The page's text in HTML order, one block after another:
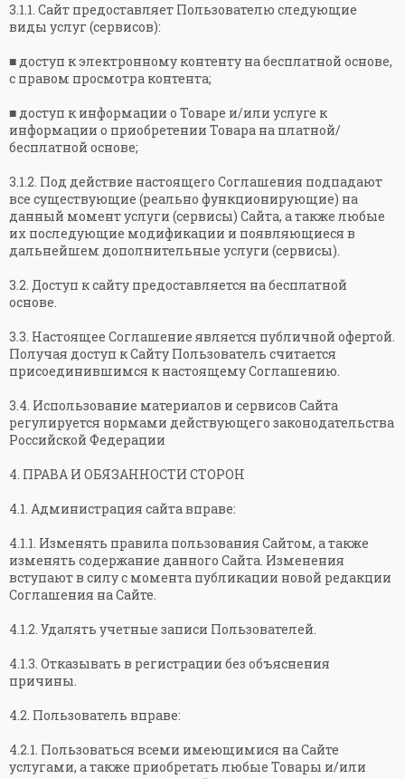
3.1.1. Сайт предоставляет Пользователю следующие
виды услуг (сервисов):
■ доступ к электронному контенту на бесплатной основе,
с правом просмотра контента;
■ доступ к информации о Товаре и/или услуге к
информации о приобретении Товара на платной/
бесплатной основе;
3.1.2. Под действие настоящего Соглашения подпадают
все существующие (реально функционирующие) на
данный момент услуги (сервисы) Сайта, а также любые
их последующие модификации и появляющиеся в
дальнейшем дополнительные услуги (сервисы).
3.2. Доступ к сайту предоставляется на бесплатной
основе.
3.3. Настоящее Соглашение является публичной офертой.
Получая доступ к Сайту Пользователь считается
присоединившимся к настоящему Соглашению.
3.4. Использование материалов и сервисов Сайта
регулируется нормами действующего законодательства
Российской Федерации
4. ПРАВА И ОБЯЗАННОСТИ СТОРОН
4.1. Администрация сайта вправе:
4.1.1. Изменять правила пользования Сайтом, а также
изменять содержание данного Сайта. Изменения
вступают в силу с момента публикации новой редакции
Соглашения на Сайте.
4.1.2. Удалять учетные записи Пользователей.
4.1.3. Отказывать в регистрации без объяснения
причины.
4.2. Пользователь вправе:
4.2.1. Пользоваться всеми имеющимися на Сайте
услугами, а также приобретать любые Товары и/или